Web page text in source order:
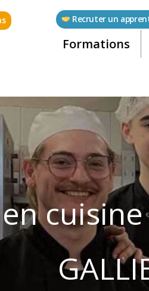
Recruter un
Formations